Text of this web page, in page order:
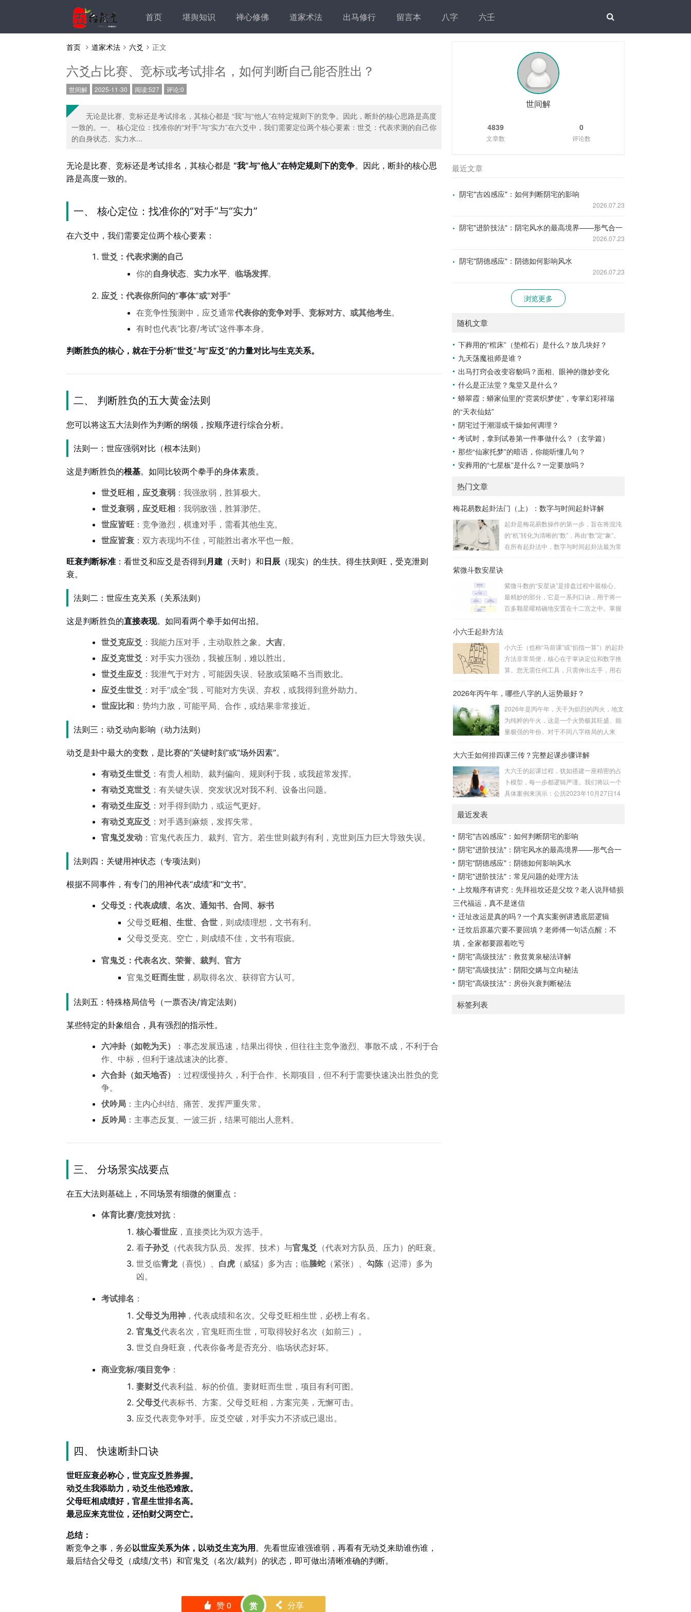
首页 堪舆知识 禅心修佛 道家术法 出马修行 留言本 八字 六壬
首页 道家术法 六爻 正文
六爻占比赛、竞标或考试排名，如何判断自己能否胜出？
世间解 2025-11-30 阅读:527 评论:0
无论是比赛、竞标还是考试排名，其核心都是 “我”与“他人”在特定规则下的竞争。因此，断卦的核心思路是高度
一致的。一、 核心定位：找准你的“对手”与“实力”在六爻中，我们需要定位两个核心要素：世爻：代表求测的自己你
的自身状态、实力水...
无论是比赛、竞标还是考试排名，其核心都是 “我”与“他人”在特定规则下的竞争。因此，断卦的核心思
路是高度一致的。
一、 核心定位：找准你的“对手”与“实力”
在六爻中，我们需要定位两个核心要素：
世爻：代表求测的自己
你的自身状态、 实力水平、 临场发挥。
应爻：代表你所问的“事体”或“对手”
在竞争性预测中，应爻通常代表你的竞争对手、竞标对方、或其他考生。
有时也代表“比赛/考试”这件事本身。
判断胜负的核心，就在于分析“世爻”与“应爻”的力量对比与生克关系。
二、 判断胜负的五大黄金法则
您可以将这五大法则作为判断的纲领，按顺序进行综合分析。
法则一：世应强弱对比（根本法则）
这是判断胜负的根基。如同比较两个拳手的身体素质。
世爻旺相，应爻衰弱 ：我强敌弱，胜算极大。
世爻衰弱，应爻旺相 ：我弱敌强，胜算渺茫。
世应皆旺 ：竞争激烈，棋逢对手，需看其他生克。
世应皆衰 ：双方表现均不佳，可能胜出者水平也一般。
旺衰判断标准 ：看世爻和应爻是否得到月建 （天时）和 日辰 （现实）的生扶。得生扶则旺，受克泄则
衰。
法则二：世应生克关系（关系法则）
这是判断胜负的直接表现。如同看两个拳手如何出招。
世爻克应爻 ：我能力压对手，主动取胜之象。 大吉。
应爻克世爻 ：对手实力强劲，我被压制，难以胜出。
世爻生应爻 ：我泄气于对方，可能因失误、轻敌或策略不当而败北。
应爻生世爻 ：对手“成全”我，可能对方失误、弃权，或我得到意外助力。
世应比和 ：势均力敌，可能平局、合作，或结果非常接近。
法则三：动爻动向影响（动力法则）
动爻是卦中最大的变数，是比赛的“关键时刻”或“场外因素”。
有动爻生世爻 ：有贵人相助、裁判偏向、规则利于我，或我超常发挥。
有动爻克世爻 ：有关键失误、突发状况对我不利、设备出问题。
有动爻生应爻 ：对手得到助力，或运气更好。
有动爻克应爻 ：对手遇到麻烦，发挥失常。
官鬼爻发动 ：官鬼代表压力、裁判、官方。若生世则裁判有利，克世则压力巨大导致失误。
法则四：关键用神状态（专项法则）
根据不同事件，有专门的用神代表“成绩”和“文书”。
父母爻：代表成绩、名次、通知书、合同、标书
父母爻 旺相、生世、合世 ，则成绩理想，文书有利。
父母爻受克、空亡，则成绩不佳，文书有瑕疵。
官鬼爻：代表名次、荣誉、裁判、官方
官鬼爻 旺而生世 ，易取得名次、获得官方认可。
法则五：特殊格局信号（一票否决/肯定法则）
某些特定的卦象组合，具有强烈的指示性。
六冲卦（如乾为天）
：事态发展迅速，结果出得快，但往往主竞争激烈、事散不成，不利于合
作、中标，但利于速战速决的比赛。
六合卦（如天地否）
：过程缓慢持久，利于合作、长期项目，但不利于需要快速决出胜负的竞
争。
伏吟局 ：主内心纠结、痛苦、发挥严重失常。
反吟局 ：主事态反复、一波三折，结果可能出人意料。
三、 分场景实战要点
在五大法则基础上，不同场景有细微的侧重点：
体育比赛/竞技对抗：
核心看世应 ，直接类比为双方选手。
看子孙爻 （代表我方队员、发挥、技术）与官鬼爻 （代表对方队员、压力）的旺衰。
世爻临青龙（喜悦）、 白虎 （威猛）多为吉；临螣蛇 （紧张）、 勾陈 （迟滞）多为
凶。
考试排名 ：
父母爻为用神 ，代表成绩和名次。父母爻旺相生世，必榜上有名。
官鬼爻代表名次，官鬼旺而生世，可取得较好名次（如前三）。
世爻自身旺衰，代表你备考是否充分、临场状态好坏。
商业竞标/项目竞争 ：
妻财爻代表利益、标的价值。妻财旺而生世，项目有利可图。
父母爻代表标书、方案。父母爻旺相，方案完美，无懈可击。
应爻代表竞争对手。应爻空破，对手实力不济或已退出。
四、 快速断卦口诀
世旺应衰必称心，世克应爻胜券握。
动爻生我添助力，动爻生他恐难敌。
父母旺相成绩好，官星生世排名高。
最忌应来克世位，还怕财父两空亡。
总结：
断竞争之事，务必以世应关系为体，以动爻生克为用 。先看世应谁强谁弱，再看有无动爻来助谁伤谁，
最后结合父母爻（成绩/文书）和官鬼爻（名次/裁判）的状态，即可做出清晰准确的判断。
󰄼 赞0 赏 󰄯 分享
世间解
4839
文章数
0
评论数
最近文章
阴宅"吉凶感应"：如何判断阴宅的影响
2026.07.23
阴宅"进阶技法"：阴宅风水的最高境界——形气合一
2026.07.23
阴宅"阴德感应"：阴德如何影响风水
2026.07.23
浏览更多
随机文章
下葬用的“棺床”（垫棺石）是什么？放几块好？
九天荡魔祖师是谁？
出马打窍会改变容貌吗？面相、眼神的微妙变化
什么是正法堂？鬼堂又是什么？
蟒翠霞：蟒家仙里的“霓裳织梦使”，专掌幻彩祥瑞
的“天衣仙姑”
阴宅过于潮湿或干燥如何调理？
考试时，拿到试卷第一件事做什么？（玄学篇）
那些“仙家托梦”的暗语，你能听懂几句？
安葬用的“七星板”是什么？一定要放吗？
热门文章
梅花易数起卦法门（上）：数字与时间起卦详解
起卦是梅花易数操作的第一步，旨在将混沌
的“机”转化为清晰的“数”，再由“数”定“象”。
在所有起卦法中，数字与时间起卦法最为常
来起卦。步骤：分拆数字：将得到的一组数
字（通常是三位数）分成两半。前几位数为
上卦，后几位数为下卦。如果数字是偶数
位 2 为上卦后两位...
紫微斗数安星诀
紫微斗数的“安星诀”是排盘过程中最核心、
最精妙的部分，它是一系列口诀，用于将一
百多颗星曜精确地安置在十二宫之中。掌握
循严格的步骤。其核心顺序是：定紫微 →
安十四主星 → 布辅星 → 排四化。整个排盘
流程与安星诀的依赖关系，可以清晰地通过
诀（定帝星）这是所有安星的第一步，至关
重要。口诀：紫微天机星逆行，隔一阳武天
同行，...
小六壬起卦方法
小六壬（也称“马前课”或“掐指一算”）的起卦
方法非常简便，核心在于掌诀定位和数字推
算。您无需任何工具，只需伸出左手，用右
与五行属性：大安：位于食指根部，属木，
指指尖，属水，玄武，主数2、7、8，凶。
速喜：位于中指指尖，属火，朱雀，主数
3、6、9，吉。赤口：位于无名指指尖，属
无名指根部，属木，六合，主数5、3、8，
吉。空亡：位于中指根部，属土，勾陈，...
2026年丙午年，哪些八字的人运势最好？
2026年是丙午年，天干为炽烈的丙火，地支
为纯粹的午火，这是一个火势极其旺盛、能
量极强的年份。对于不同八字格局的人来
会如鱼得水，运势冲天；而有些人则会倍感
与需求八字讲究五行平衡与“喜用神”。喜用
神就是那个能对你的命局起到最好平衡、补
助作用的五行。2026年丙午，是火力全开的
天降神助，运势自然一飞冲天。八字命局
中“忌火”的人...
大六壬如何排四课三传？完整起课步骤详解
大六壬的起课过程，犹如搭建一座精密的占
卜模型，每一步都逻辑严谨。我们将以一个
具体案例来演示：公历2023年10月27日14
体现状的基石。三传：事物发展、演变的三
个核心过程（发用、移易、归计）。它是推
演事态发展的主线。你需要：一张空白的天
地盘（内含十二地支）、月将、当天日干日
传”之母，此步必须精准。1. 定月将（布“天
盘”的...
最近发表
阴宅"吉凶感应"：如何判断阴宅的影响
阴宅"进阶技法"：阴宅风水的最高境界——形气合一
阴宅"阴德感应"：阴德如何影响风水
阴宅"进阶技法"：常见问题的处理方法
上坟顺序有讲究：先拜祖坟还是父坟？老人说拜错损
三代福运，真不是迷信
迁址改运是真的吗？一个真实案例讲透底层逻辑
迁坟后原墓穴要不要回填？老师傅一句话点醒：不
填，全家都要跟着吃亏
阴宅"高级技法"：救贫黄泉秘法详解
阴宅"高级技法"：阴阳交媾与立向秘法
阴宅"高级技法"：房份兴衰判断秘法
标签列表